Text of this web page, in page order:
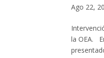
Ago 22,
la OEA.